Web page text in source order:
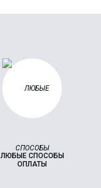
ЛЮБЫЕ СПОСОБЫ
ОПЛАТЫ